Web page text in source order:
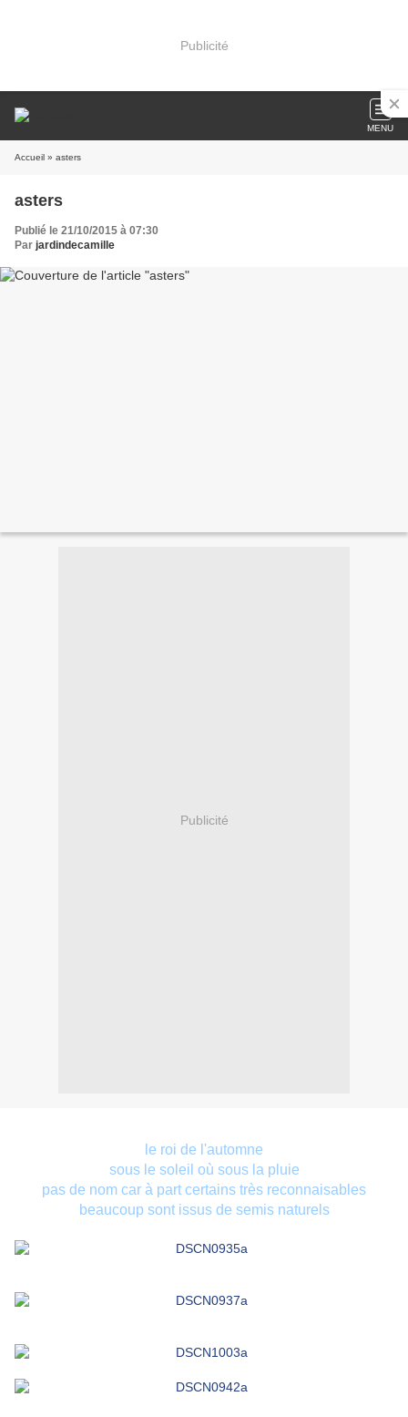
Publicité
MENU
Accueil » asters
asters
Publié le 21/10/2015 à 07:30
Par jardindecamille
Publicité
le roi de l'automne
sous le soleil où sous la pluie
pas de nom car à part certains très reconnaisables
beaucoup sont issus de semis naturels